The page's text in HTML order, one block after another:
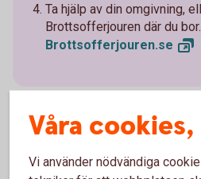
Ta hjälp av din omgivning,
Brottsofferjouren där du bor.
Brottsofferjouren.se
Lär dig mer om
Våra
Vi använder nödvändiga